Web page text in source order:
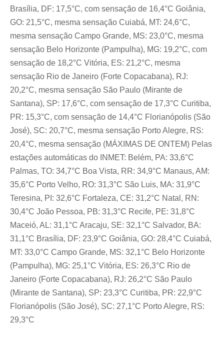
Brasília, DF: 17,5°C, com sensação de 16,4°C Goiânia,
GO: 21,5°C, mesma sensação Cuiabá, MT: 24,6°C,
mesma sensação Campo Grande, MS: 23,0°C, mesma
sensação Belo Horizonte (Pampulha), MG: 19,2°C, com
sensação de 18,2°C Vitória, ES: 21,2°C, mesma
sensação Rio de Janeiro (Forte Copacabana), RJ:
20,2°C, mesma sensação São Paulo (Mirante de
Santana), SP: 17,6°C, com sensação de 17,3°C Curitiba,
PR: 15,3°C, com sensação de 14,4°C Florianópolis (São
José), SC: 20,7°C, mesma sensação Porto Alegre, RS:
20,4°C, mesma sensação (MÁXIMAS DE ONTEM) Pelas
estações automáticas do INMET: Belém, PA: 33,6°C
Palmas, TO: 34,7°C Boa Vista, RR: 34,9°C Manaus, AM:
35,6°C Porto Velho, RO: 31,3°C São Luis, MA: 31,9°C
Teresina, PI: 32,6°C Fortaleza, CE: 31,2°C Natal, RN:
30,4°C João Pessoa, PB: 31,3°C Recife, PE: 31,8°C
Maceió, AL: 31,1°C Aracaju, SE: 32,1°C Salvador, BA:
31,1°C Brasília, DF: 23,9°C Goiânia, GO: 28,4°C Cuiabá,
MT: 33,0°C Campo Grande, MS: 32,1°C Belo Horizonte
(Pampulha), MG: 25,1°C Vitória, ES: 26,3°C Rio de
Janeiro (Forte Copacabana), RJ: 26,2°C São Paulo
(Mirante de Santana), SP: 23,3°C Curitiba, PR: 22,9°C
Florianópolis (São José), SC: 27,1°C Porto Alegre, RS:
29,3°C